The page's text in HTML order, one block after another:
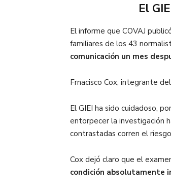
El
El informe que COVAJ
familiares de los 43
comunicación un mes
Frnacisco Cox, integrante
El GIEI ha sido cuidadoso,
entorpecer la investigación
contrastadas corren el
Cox dejó claro que el
condición absolutamente